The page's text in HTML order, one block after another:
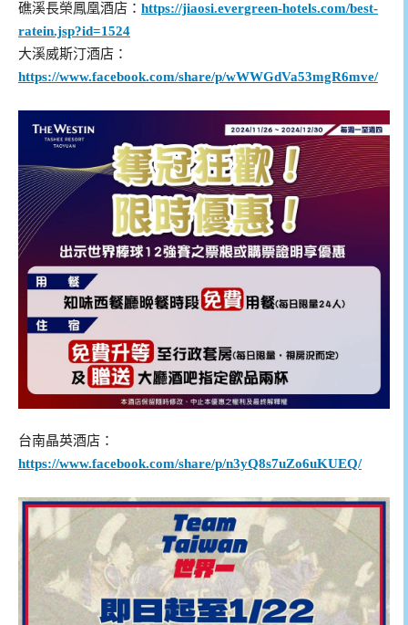
礁溪長榮鳳凰酒店： https://jiaosi.evergreen-hotels.com/best-
ratein.jsp?id=1524
大溪威斯汀酒店：
https://www.facebook.com/share/p/wWWGdVa53mgR6mve/
台南晶英酒店：
https://www.facebook.com/share/p/n3yQ8s7uZo6uKUEQ/